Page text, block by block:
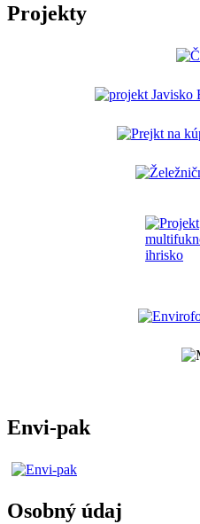
Projekty
Envi-pak
Osobný údaj